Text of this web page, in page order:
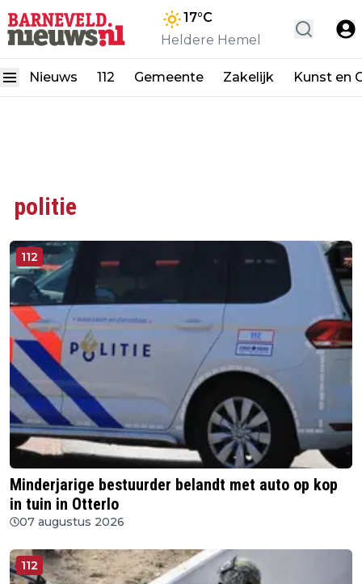
17°C
Heldere Hemel
Nieuws 112 Gemeente Zakelijk Kunst en
politie
112
Minderjarige bestuurder belandt met auto op kop
in tuin in Otterlo
07 augustus 2026
112